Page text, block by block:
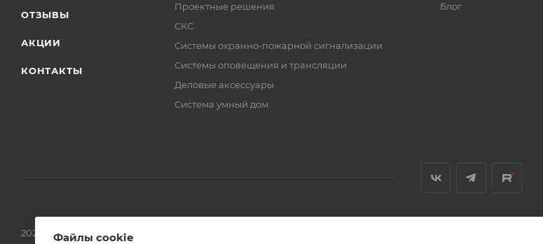
ОТЗЫВЫ
АКЦИИ
КОНТАКТЫ
Проектные решения
СКС
Системы охранно-пожарной сигнализации
Системы оповещения и трансляции
Деловые аксессуары
Система умный дом
Блог
2026 © Обращаем Ваше внимание на то, что вся информация, размещенная на сайте, носит
Файлы cookie